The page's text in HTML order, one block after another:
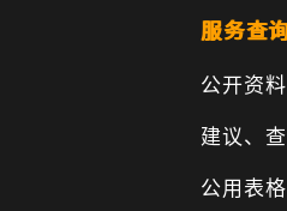
服务查
公开资料
建议、
公用表格